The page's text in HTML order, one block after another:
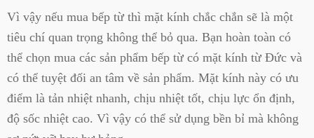
Vì vậy nếu mua bếp từ thì mặt kính chắc chắn sẽ là một
tiêu chí quan trọng không thể bỏ qua. Bạn hoàn toàn có
thể chọn mua các sản phẩm bếp từ có mặt kính từ Đức và
có thể tuyệt đối an tâm về sản phẩm. Mặt kính này có ưu
điểm là tản nhiệt nhanh, chịu nhiệt tốt, chịu lực ổn định,
độ sốc nhiệt cao. Vì vậy có thể sử dụng bền bỉ mà không